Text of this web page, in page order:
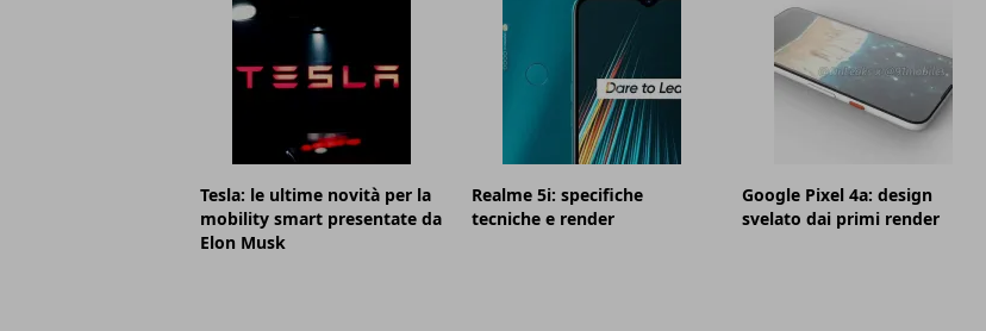
Tesla: le ultime novità per la
mobility smart presentate da
Elon Musk
Realme 5i: specifiche
tecniche e render
Google Pixel 4a: design
svelato dai primi render